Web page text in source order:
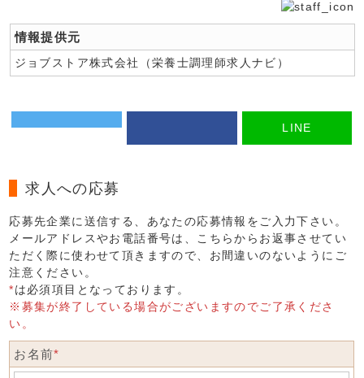
情報提供元
ジョブストア株式会社（栄養士調理師求人ナビ）
LINE
求人への応募
応募先企業に送信する、あなたの応募情報をご入力下さい。
メールアドレスやお電話番号は、こちらからお返事させてい
ただく際に使わせて頂きますので、お間違いのないようにご
注意ください。
*は必須項目となっております。
※募集が終了している場合がございますのでご了承くださ
い。
お名前*